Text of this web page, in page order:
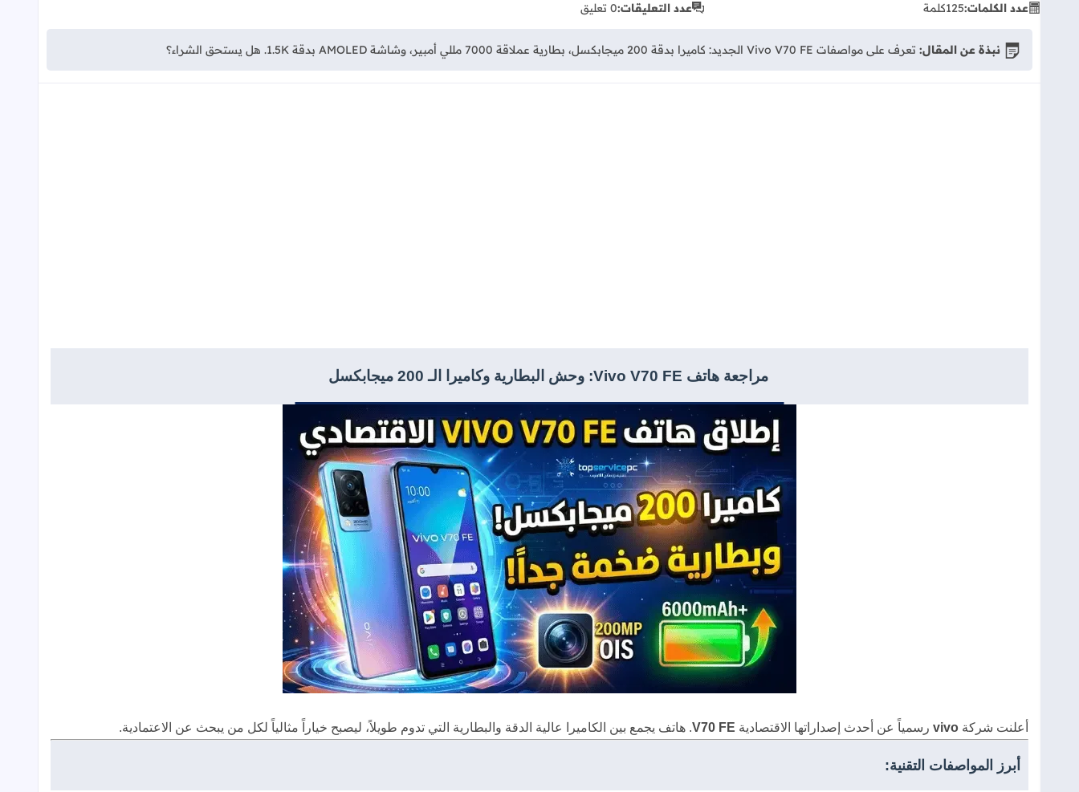
عدد الكلمات:125كلمة عدد التعليقات:0 تعليق
نبذة عن المقال: تعرف على مواصفات Vivo V70 FE الجديد: كاميرا بدقة 200 ميجابكسل، بطارية عملاقة 7000 مللي أمبير، وشاشة AMOLED بدقة 1.5K. هل يستحق الشراء؟
مراجعة هاتف Vivo V70 FE: وحش البطارية وكاميرا الـ 200 ميجابكسل
أعلنت شركة vivo رسمياً عن أحدث إصداراتها الاقتصادية V70 FE. هاتف يجمع بين الكاميرا عالية الدقة والبطارية التي تدوم طويلاً، ليصبح خياراً مثالياً لكل من يبحث عن الاعتمادية.
أبرز المواصفات التقنية: